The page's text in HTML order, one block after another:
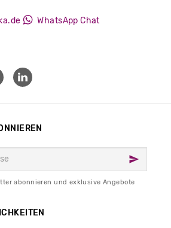
WhatsApp Chat
abonnieren und exklusive Angebote